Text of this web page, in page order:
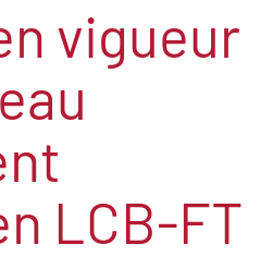
vigueur
LCB-FT